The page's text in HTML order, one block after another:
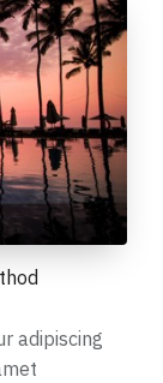
adipiscing